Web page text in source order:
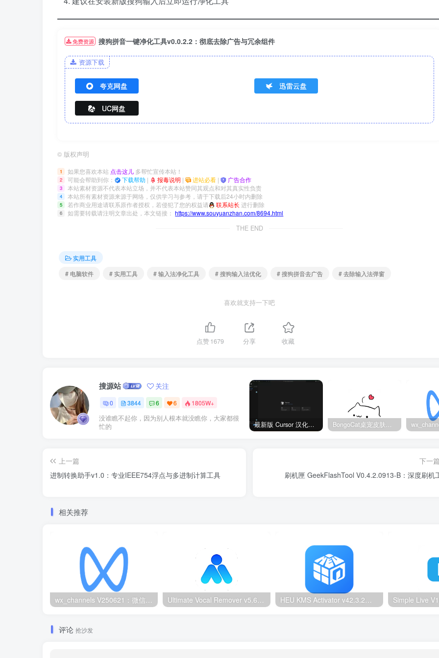
免费资源 搜狗拼音一键净化工具v0.0.2.2：彻底去除广告与冗余组件
资源下载
夸克网盘 迅雷云盘
UC网盘
© 版权声明
1 如果您喜欢本站 点击这儿 多帮忙宣传本站！
2 可能会帮助到你： 下载帮助 | 报毒说明 | 进站必看 | 广告合作
3 本站素材资源不代表本站立场，并不代表本站赞同其观点和对其真实性负责
4 本站所有素材资源来源于网络，仅供学习与参考，请于下载后24小时内删除
5 若作商业用途请联系原作者授权，若侵犯了您的权益请 联系站长 进行删除
6 如需要转载请注明文章出处，本文链接：https://www.souyuanzhan.com/8694.html
THE END
实用工具
# 电脑软件
# 实用工具 # 输入法净化工具 # 搜狗输入法优化 # 搜狗拼音去广告 # 去除输入法弹窗
喜欢就支持一下吧
点赞1679 分享 收藏
搜源站 关注
0 3844 6 6 1805W+
没谁瞧不起你，因为别人根本就没瞧你，大家都很
忙的
最新版 Cursor 汉化设置中文教程（两种简单方法，附中文语言包下载） BongoCat桌宠皮肤包大全：20款主题皮肤免费下载
上一篇
进制转换助手v1.0：专业IEEE754浮点与多进制计算工具
下一篇
刷机匣 GeekFlashTool V0.4.2.0913-B：深度刷机
相关推荐
Ultimate Vocal Remover v5.6.0汉化版：一键人声分离工具
评论 抢沙发